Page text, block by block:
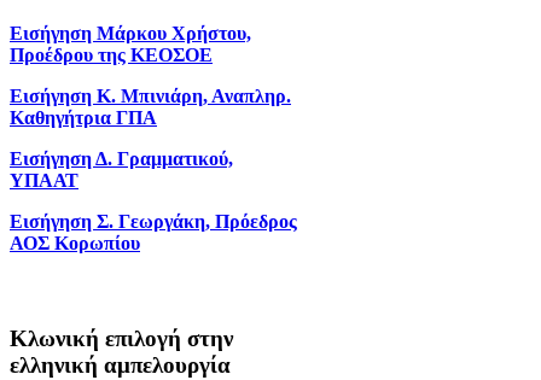
Εισήγηση Μάρκου Χρήστου,
Προέδρου της ΚΕΟΣΟΕ
Εισήγηση Κ. Μπινιάρη, Αναπληρ.
Καθηγήτρια ΓΠΑ
Εισήγηση Δ. Γραμματικού,
ΥΠΑΑΤ
Εισήγηση Σ. Γεωργάκη, Πρόεδρος
ΑΟΣ Κορωπίου
Κλωνική επιλογή στην
ελληνική αμπελουργία